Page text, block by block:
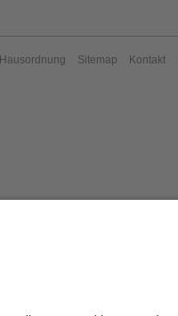
Hausordnung Sitemap Kontakt